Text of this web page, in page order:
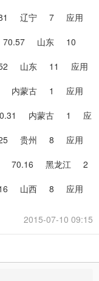
辽宁 7 应用
70.57 山东 10
山东 11 应用
内蒙古 1 应用
70.31 内蒙古 1 应
贵州 8 应用
工 70.16 黑龙江 2
山西 8 应用
2015-07-10 09:15